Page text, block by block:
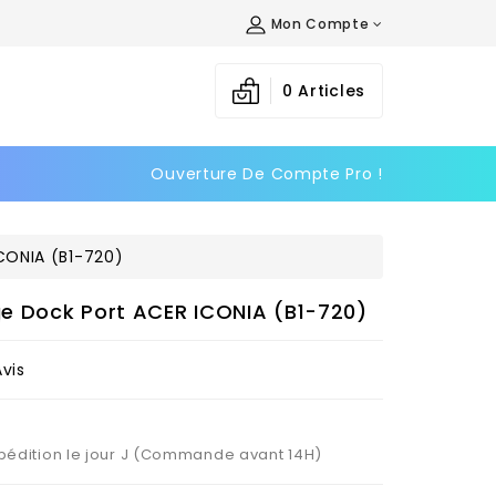
Mon Compte
0 Articles
Ouverture De Compte Pro !
(B1-720)
Dock Port ACER ICONIA (B1-720)
le jour J (Commande avant 14H)